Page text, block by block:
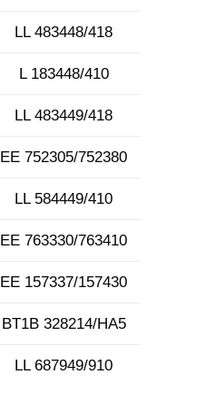
LL 483448/418
L 183448/410
LL 483449/418
EE 752305/752380
LL 584449/410
EE 763330/763410
EE 157337/157430
BT1B 328214/HA5
LL 687949/910